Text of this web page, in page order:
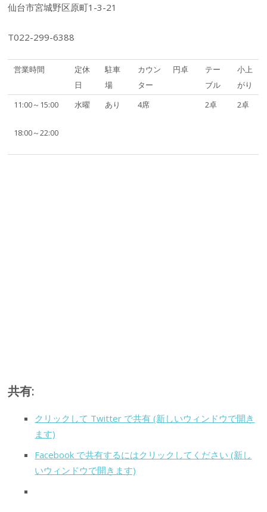
仙台市宮城野区原町1-3-21
T022-299-6388
営業時間
定休
日
駐車
場
カウン
ター
円卓
テー
ブル
小上
がり
11:00～15:00
18:00～22:00
水曜 あり 4席 2卓 2卓
共有:
クリックして Twitter で共有 (新しいウィンドウで開き
ます)
Facebook で共有するにはクリックしてください (新し
いウィンドウで開きます)